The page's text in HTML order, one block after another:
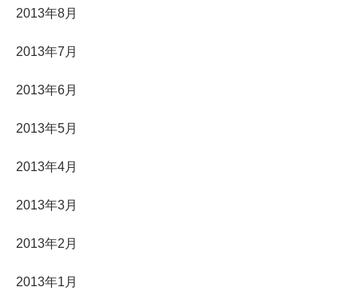
2013年8月
2013年7月
2013年6月
2013年5月
2013年4月
2013年3月
2013年2月
2013年1月